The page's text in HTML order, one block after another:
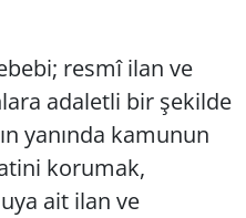
resmî ilan ve
adaletli bir şekilde
yanında kamunun
korumak,
ait ilan ve